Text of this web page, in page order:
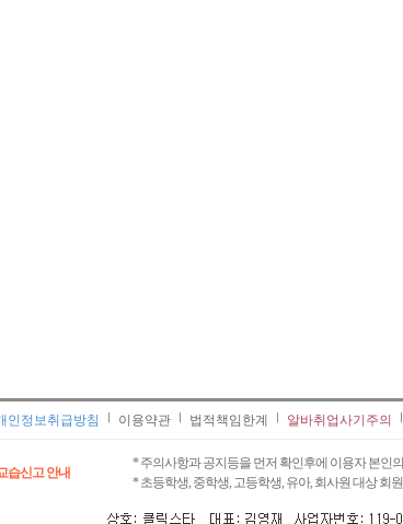
인정보취급방침 이용약관 법적책임한계 알바취업사기주의
습신고 안내
* 주의사항과 공지등을 먼저 확인후에 이용자 본인
* 초등학생, 중학생, 고등학생, 유아, 회사원 대상 회